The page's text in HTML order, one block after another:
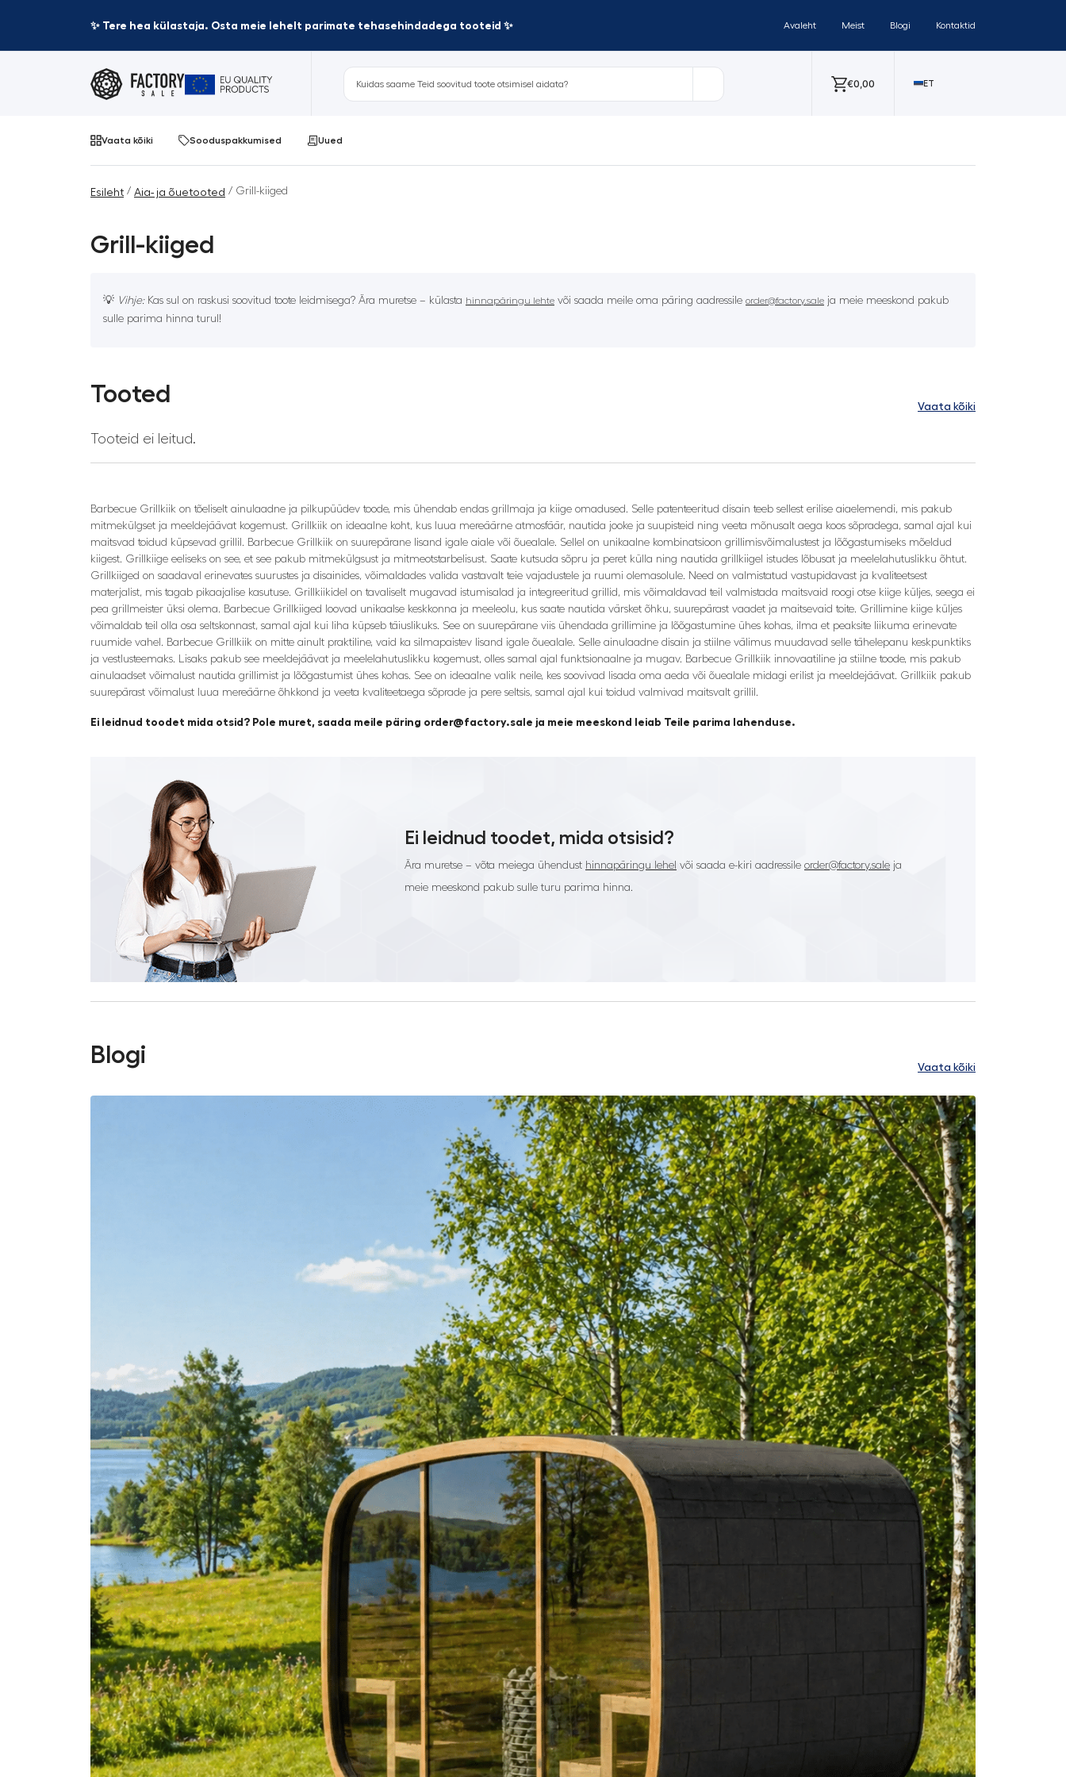
✨ Tere hea külastaja. Osta meie lehelt parimate tehasehindadega tooteid ✨ Avaleht Meist Blogi Kontaktid
€0,00 ET
Vaata kõiki Sooduspakkumised Uued
Esileht / Aia- ja õuetooted / Grill-kiiged
Grill-kiiged
💡 Vihje:Kas sul on raskusi soovitud toote leidmisega? Ära muretse – külasta hinnapäringu lehte või saada meile oma päring aadressile order@factory.sale ja meie meeskond pakub
sulle parima hinna turul!
Tooted Vaata kõiki
Tooteid ei leitud.
Barbecue Grillkiik on tõeliselt ainulaadne ja pilkupüüdev toode, mis ühendab endas grillmaja ja kiige omadused. Selle patenteeritud disain teeb sellest erilise aiaelemendi, mis pakub
mitmekülgset ja meeldejäävat kogemust. Grillkiik on ideaalne koht, kus luua mereäärne atmosfäär, nautida jooke ja suupisteid ning veeta mõnusalt aega koos sõpradega, samal ajal kui
maitsvad toidud küpsevad grillil. Barbecue Grillkiik on suurepärane lisand igale aiale või õuealale. Sellel on unikaalne kombinatsioon grillimisvõimalustest ja lõõgastumiseks mõeldud
kiigest. Grillkiige eeliseks on see, et see pakub mitmekülgsust ja mitmeotstarbelisust. Saate kutsuda sõpru ja peret külla ning nautida grillkiigel istudes lõbusat ja meelelahutuslikku õhtut.
Grillkiiged on saadaval erinevates suurustes ja disainides, võimaldades valida vastavalt teie vajadustele ja ruumi olemasolule. Need on valmistatud vastupidavast ja kvaliteetsest
materjalist, mis tagab pikaajalise kasutuse. Grillkiikidel on tavaliselt mugavad istumisalad ja integreeritud grillid, mis võimaldavad teil valmistada maitsvaid roogi otse kiige küljes, seega ei
pea grillmeister üksi olema. Barbecue Grillkiiged loovad unikaalse keskkonna ja meeleolu, kus saate nautida värsket õhku, suurepärast vaadet ja maitsevaid toite. Grillimine kiige küljes
võimaldab teil olla osa seltskonnast, samal ajal kui liha küpseb täiuslikuks. See on suurepärane viis ühendada grillimine ja lõõgastumine ühes kohas, ilma et peaksite liikuma erinevate
ruumide vahel. Barbecue Grillkiik on mitte ainult praktiline, vaid ka silmapaistev lisand igale õuealale. Selle ainulaadne disain ja stiilne välimus muudavad selle tähelepanu keskpunktiks
ja vestlusteemaks. Lisaks pakub see meeldejäävat ja meelelahutuslikku kogemust, olles samal ajal funktsionaalne ja mugav. Barbecue Grillkiik innovaatiline ja stiilne toode, mis pakub
ainulaadset võimalust nautida grillimist ja lõõgastumist ühes kohas. See on ideaalne valik neile, kes soovivad lisada oma aeda või õuealale midagi erilist ja meeldejäävat. Grillkiik pakub
suurepärast võimalust luua mereäärne õhkkond ja veeta kvaliteetaega sõprade ja pere seltsis, samal ajal kui toidud valmivad maitsvalt grillil.
Ei leidnud toodet mida otsid? Pole muret, saada meile päring order@factory.sale ja meie meeskond leiab Teile parima lahenduse.
Ei leidnud toodet, mida otsisid?
Ära muretse – võta meiega ühendust hinnapäringu lehel või saada e-kiri aadressile order@factory.sale ja
meie meeskond pakub sulle turu parima hinna.
Blogi Vaata kõiki